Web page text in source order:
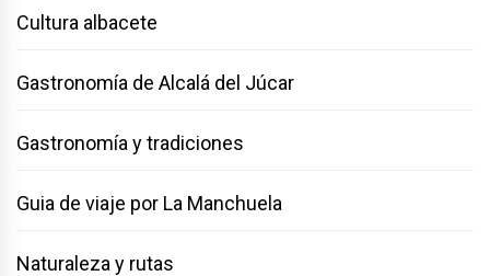
Cultura albacete
Gastronomía de Alcalá del Júcar
Gastronomía y tradiciones
Guia de viaje por La Manchuela
Naturaleza y rutas